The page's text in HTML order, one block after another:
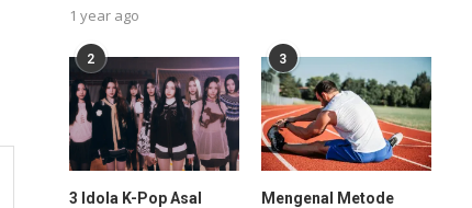
1 year ago
2
3 Idola K-Pop Asal
3
Mengenal Metode